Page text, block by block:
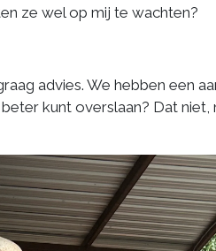
ze wel op mij te wachten?
advies. We hebben een
kunt overslaan? Dat